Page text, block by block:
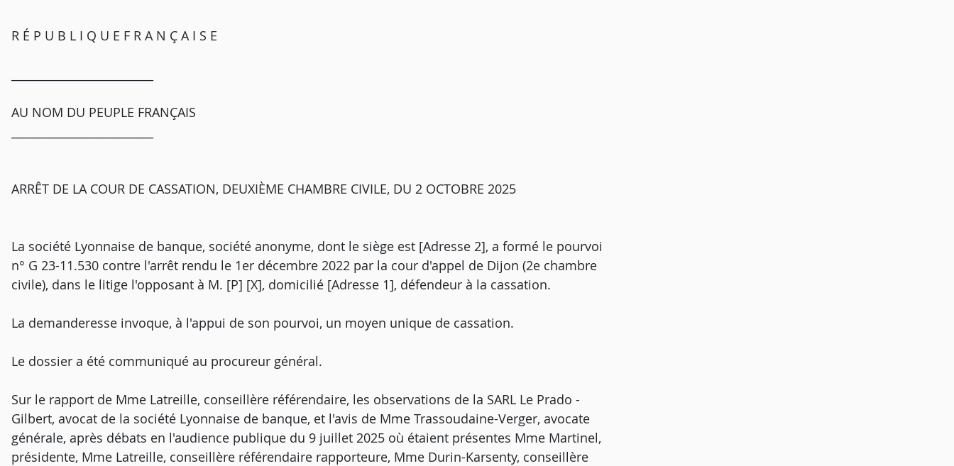
R É P U B L I Q U E F R A N Ç A I S E
AU NOM DU PEUPLE FRANÇAIS
ARRÊT DE LA COUR DE CASSATION, DEUXIÈME CHAMBRE CIVILE, DU 2 OCTOBRE 2025
La société Lyonnaise de banque, société anonyme, dont le siège est [Adresse 2], a formé le pourvoi
n° G 23-11.530 contre l'arrêt rendu le 1er décembre 2022 par la cour d'appel de Dijon (2e chambre
civile), dans le litige l'opposant à M. [P] [X], domicilié [Adresse 1], défendeur à la cassation.
La demanderesse invoque, à l'appui de son pourvoi, un moyen unique de cassation.
Le dossier a été communiqué au procureur général.
Sur le rapport de Mme Latreille, conseillère référendaire, les observations de la SARL Le Prado -
Gilbert, avocat de la société Lyonnaise de banque, et l'avis de Mme Trassoudaine-Verger, avocate
générale, après débats en l'audience publique du 9 juillet 2025 où étaient présentes Mme Martinel,
présidente, Mme Latreille, conseillère référendaire rapporteure, Mme Durin-Karsenty, conseillère